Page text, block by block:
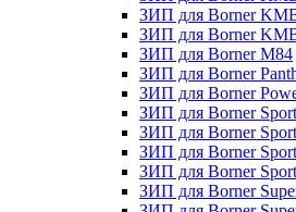
ЗИП для Borner
ЗИП для Borner
ЗИП для Borner M84
ЗИП для Borner
ЗИП для Borner
ЗИП для Borner
ЗИП для Borner
ЗИП для Borner
ЗИП для Borner
ЗИП для Borner